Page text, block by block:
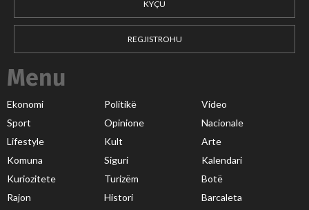
KYÇU
REGJISTROHU
Menu
Ekonomi Politikë
Video
Sport
Opinione
Nacionale
Lifestyle
Kult
Arte
Komuna
Siguri
Kalendari
Kuriozitete
Turizëm
Botë
Rajon
Histori Barcaleta